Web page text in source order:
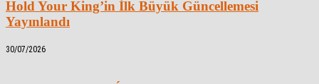
Hold Your King’in İlk Büyük Güncellemesi
Yayınlandı
30/07/2026